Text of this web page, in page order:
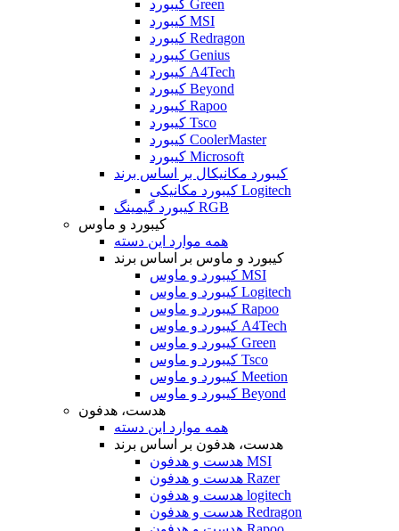
کیبورد Green
کیبورد MSI
کیبورد Redragon
کیبورد Genius
کیبورد A4Tech
کیبورد Beyond
کیبورد Rapoo
کیبورد Tsco
کیبورد CoolerMaster
کیبورد Microsoft
کیبورد مکانیکال بر اساس برند
کیبورد مکانیکی Logitech
کیبورد گیمینگ RGB
کیبورد و ماوس
همه موارد این دسته
کیبورد و ماوس بر اساس برند
کیبورد و ماوس MSI
کیبورد و ماوس Logitech
کیبورد و ماوس Rapoo
کیبورد و ماوس A4Tech
کیبورد و ماوس Green
کیبورد و ماوس Tsco
کیبورد و ماوس Meetion
کیبورد و ماوس Beyond
هدست، هدفون
همه موارد این دسته
هدست، هدفون بر اساس برند
هدست و هدفون MSI
هدست و هدفون Razer
هدست و هدفون logitech
هدست و هدفون Redragon